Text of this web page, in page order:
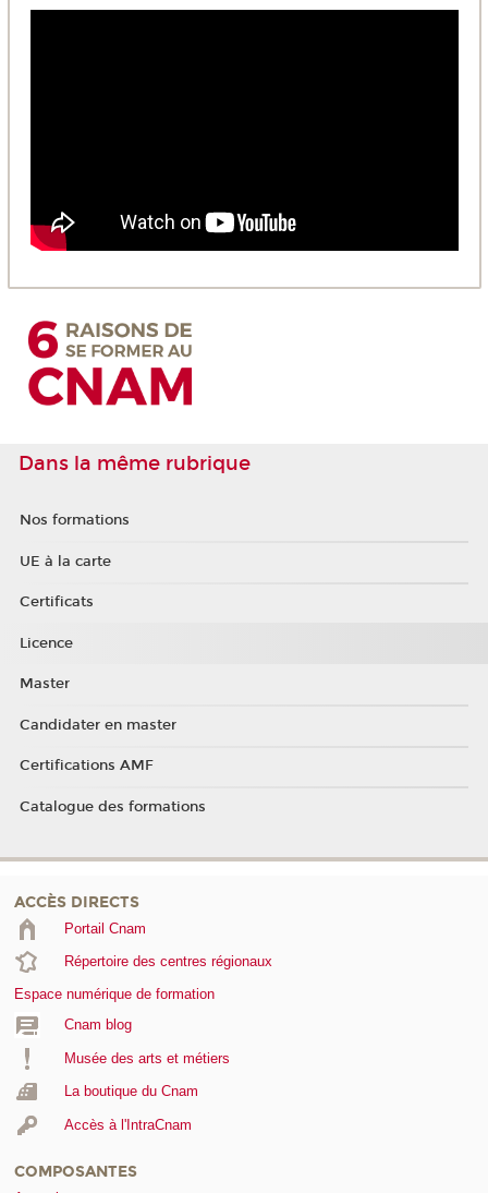
Dans la même rubrique
Nos formations
UE à la carte
Certificats
Licence
Master
Candidater en master
Certifications AMF
Catalogue des formations
ACCÈS DIRECTS
Portail Cnam
Répertoire des centres régionaux
Espace numérique de formation
Cnam blog
Musée des arts et métiers
La boutique du Cnam
Accès à l'IntraCnam
COMPOSANTES